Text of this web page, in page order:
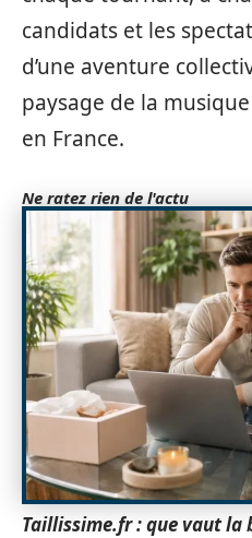
candidats et les
d’une aventure
paysage de la
en France.
Ne ratez rien de l'actu
Taillissime.fr : que vaut la